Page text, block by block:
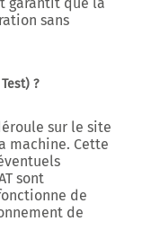
sans
?
sur le site
machine. Cette
sont
de
de